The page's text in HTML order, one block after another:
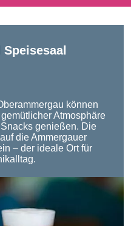
können
Atmosphäre
genießen. Die
die Ammergauer
– der ideale Ort für